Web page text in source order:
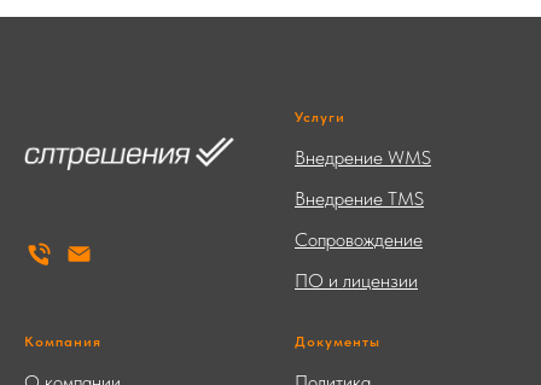
Услуги
Внедрение WMS
Внедрение TMS
Сопровождение
ПО и лицензии
Компания Документы